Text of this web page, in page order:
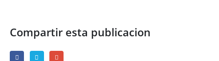
Compartir esta publicacion